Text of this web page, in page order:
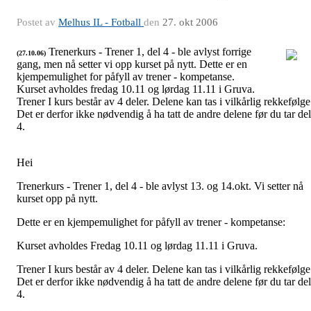
Postet av Melhus IL - Fotball den 27. okt 2006
(27.10.06) Trenerkurs - Trener 1, del 4 - ble avlyst forrige
gang, men nå setter vi opp kurset på nytt. Dette er en
kjempemulighet for påfyll av trener - kompetanse.
Kurset avholdes fredag 10.11 og lørdag 11.11 i Gruva.
Trener I kurs består av 4 deler. Delene kan tas i vilkårlig
Det er derfor ikke nødvendig å ha tatt de andre delene før du tar del
4.
Hei
Trenerkurs - Trener 1, del 4 - ble avlyst 13. og 14.okt. Vi setter nå
kurset opp på nytt.
Dette er en kjempemulighet for påfyll av trener - kompetanse:
Kurset avholdes Fredag 10.11 og lørdag 11.11 i Gruva.
Trener I kurs består av 4 deler. Delene kan tas i vilkårlig
Det er derfor ikke nødvendig å ha tatt de andre delene før du tar del
4.